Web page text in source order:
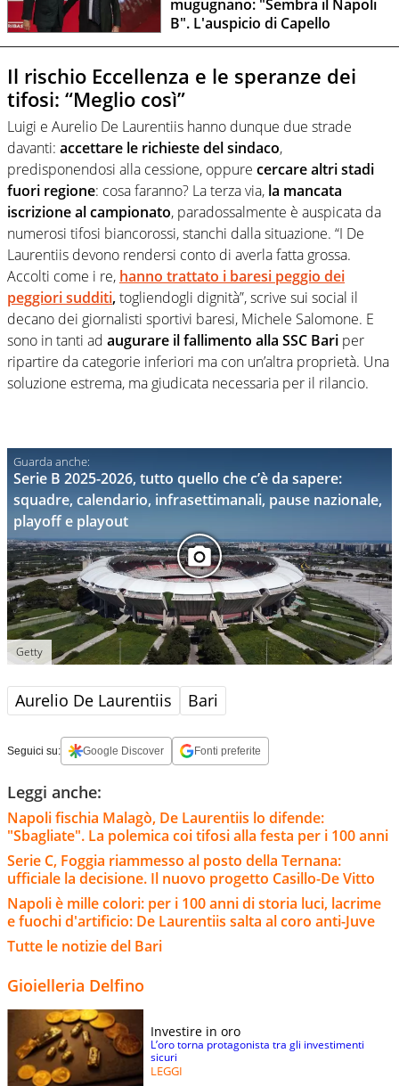
mugugnano: "Sembra il Napoli
B". L'auspicio di Capello
Il rischio Eccellenza e le speranze dei
tifosi: “Meglio così”
Luigi e Aurelio De Laurentiis hanno dunque due strade
davanti: accettare le richieste del sindaco,
predisponendosi alla cessione, oppure cercare altri stadi
fuori regione: cosa faranno? La terza via, la mancata
iscrizione al campionato, paradossalmente è auspicata da
numerosi tifosi biancorossi, stanchi dalla situazione. “I De
Laurentiis devono rendersi conto di averla fatta grossa.
Accolti come i re, hanno trattato i baresi peggio dei
peggiori sudditi,togliendogli dignità”, scrive sui social il
decano dei giornalisti sportivi baresi, Michele Salomone. E
sono in tanti ad augurare il fallimento alla SSC Bari per
ripartire da categorie inferiori ma con un’altra proprietà. Una
soluzione estrema, ma giudicata necessaria per il rilancio.
Serie B 2025-2026, tutto quello che c’è da sapere:
squadre, calendario, infrasettimanali, pause nazionale,
playoff e playout
Getty
Aurelio De Laurentiis Bari
Seguici su: Google Discover Fonti preferite
Leggi anche:
Napoli fischia Malagò, De Laurentiis lo difende:
"Sbagliate". La polemica coi tifosi alla festa per i 100 anni
Serie C, Foggia riammesso al posto della Ternana:
ufficiale la decisione. Il nuovo progetto Casillo-De Vitto
Napoli è mille colori: per i 100 anni di storia luci, lacrime
e fuochi d'artificio: De Laurentiis salta al coro anti-Juve
Tutte le notizie del Bari
Gioielleria Delfino
Investire in oro
L’oro torna protagonista tra gli investimenti
sicuri
LEGGI